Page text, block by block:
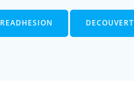
READHESION